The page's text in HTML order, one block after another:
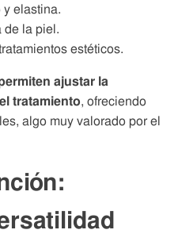
elastina.
de la piel.
estéticos.
ajustar la
tratamiento, ofreciendo
algo muy valorado por el